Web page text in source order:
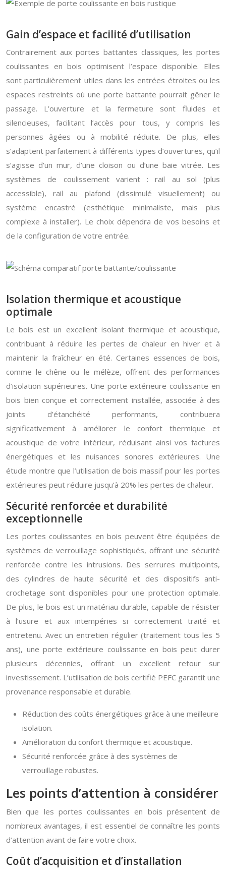
Gain d’espace et facilité d’utilisation
Contrairement aux portes battantes classiques, les portes
coulissantes en bois optimisent l’espace disponible. Elles
sont particulièrement utiles dans les entrées étroites ou les
espaces restreints où une porte battante pourrait gêner le
passage. L’ouverture et la fermeture sont fluides et
silencieuses, facilitant l’accès pour tous, y compris les
personnes âgées ou à mobilité réduite. De plus, elles
s’adaptent parfaitement à différents types d’ouvertures, qu’il
s’agisse d’un mur, d’une cloison ou d’une baie vitrée. Les
systèmes de coulissement varient : rail au sol (plus
accessible), rail au plafond (dissimulé visuellement) ou
système encastré (esthétique minimaliste, mais plus
complexe à installer). Le choix dépendra de vos besoins et
de la configuration de votre entrée.
Isolation thermique et acoustique
optimale
Le bois est un excellent isolant thermique et acoustique,
contribuant à réduire les pertes de chaleur en hiver et à
maintenir la fraîcheur en été. Certaines essences de bois,
comme le chêne ou le mélèze, offrent des performances
d’isolation supérieures. Une porte extérieure coulissante en
bois bien conçue et correctement installée, associée à des
joints d’étanchéité performants, contribuera
significativement à améliorer le confort thermique et
acoustique de votre intérieur, réduisant ainsi vos factures
énergétiques et les nuisances sonores extérieures. Une
étude montre que l’utilisation de bois massif pour les portes
extérieures peut réduire jusqu’à 20% les pertes de chaleur.
Sécurité renforcée et durabilité
exceptionnelle
Les portes coulissantes en bois peuvent être équipées de
systèmes de verrouillage sophistiqués, offrant une sécurité
renforcée contre les intrusions. Des serrures multipoints,
des cylindres de haute sécurité et des dispositifs anti-
crochetage sont disponibles pour une protection optimale.
De plus, le bois est un matériau durable, capable de résister
à l’usure et aux intempéries si correctement traité et
entretenu. Avec un entretien régulier (traitement tous les 5
ans), une porte extérieure coulissante en bois peut durer
plusieurs décennies, offrant un excellent retour sur
investissement. L’utilisation de bois certifié PEFC garantit une
provenance responsable et durable.
Réduction des coûts énergétiques grâce à une meilleure
isolation.
Amélioration du confort thermique et acoustique.
Sécurité renforcée grâce à des systèmes de
verrouillage robustes.
Les points d’attention à considérer
Bien que les portes coulissantes en bois présentent de
nombreux avantages, il est essentiel de connaître les points
d’attention avant de faire votre choix.
Coût d’acquisition et d’installation